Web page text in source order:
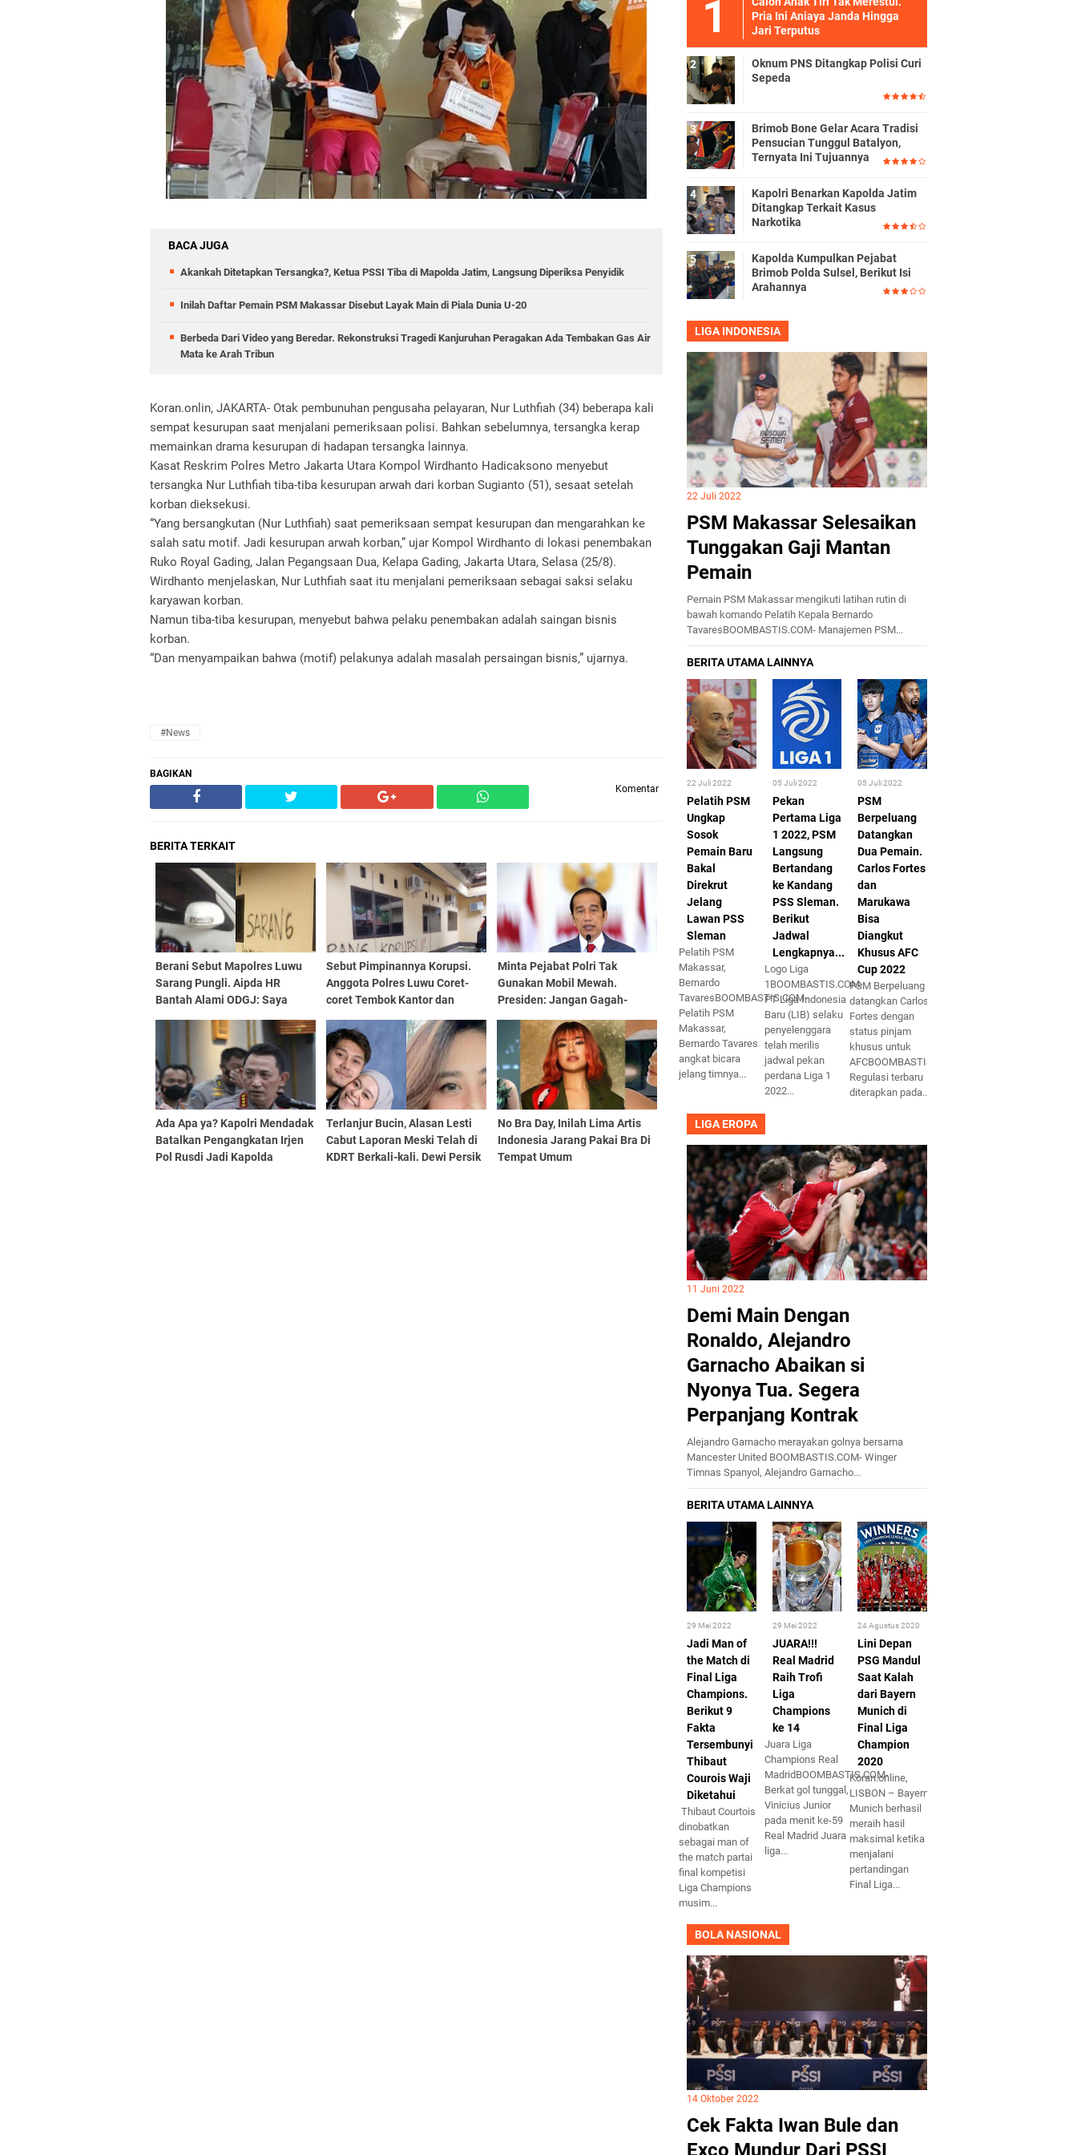
BACA JUGA
Akankah Ditetapkan Tersangka?, Ketua PSSI Tiba di Mapolda Jatim, Langsung Diperiksa Penyidik
Inilah Daftar Pemain PSM Makassar Disebut Layak Main di Piala Dunia U-20
Berbeda Dari Video yang Beredar. Rekonstruksi Tragedi Kanjuruhan Peragakan Ada Tembakan Gas Air
Mata ke Arah Tribun
Koran.onlin, JAKARTA- Otak pembunuhan pengusaha pelayaran, Nur Luthfiah (34) beberapa kali
sempat kesurupan saat menjalani pemeriksaan polisi. Bahkan sebelumnya, tersangka kerap
memainkan drama kesurupan di hadapan tersangka lainnya.
Kasat Reskrim Polres Metro Jakarta Utara Kompol Wirdhanto Hadicaksono menyebut
tersangka Nur Luthfiah tiba-tiba kesurupan arwah dari korban Sugianto (51), sesaat setelah
korban dieksekusi.
“Yang bersangkutan (Nur Luthfiah) saat pemeriksaan sempat kesurupan dan mengarahkan ke
salah satu motif. Jadi kesurupan arwah korban,” ujar Kompol Wirdhanto di lokasi penembakan
Ruko Royal Gading, Jalan Pegangsaan Dua, Kelapa Gading, Jakarta Utara, Selasa (25/8).
Wirdhanto menjelaskan, Nur Luthfiah saat itu menjalani pemeriksaan sebagai saksi selaku
karyawan korban.
Namun tiba-tiba kesurupan, menyebut bahwa pelaku penembakan adalah saingan bisnis
korban.
“Dan menyampaikan bahwa (motif) pelakunya adalah masalah persaingan bisnis,” ujarnya.
#news
BAGIKAN
Komentar
BERITA TERKAIT
Berani Sebut Mapolres Luwu
Sarang Pungli. Aipda HR
Bantah Alami ODGJ: Saya
Sebut Pimpinannya Korupsi.
Anggota Polres Luwu Coret-
coret Tembok Kantor dan
Minta Pejabat Polri Tak
Gunakan Mobil Mewah.
Presiden: Jangan Gagah-
Kecemburuan Sosial
Ada Apa ya? Kapolri Mendadak
Batalkan Pengangkatan Irjen
Pol Rusdi Jadi Kapolda
Terlanjur Bucin, Alasan Lesti
Cabut Laporan Meski Telah di
KDRT Berkali-kali. Dewi Persik
No Bra Day, Inilah Lima Artis
Indonesia Jarang Pakai Bra Di
Tempat Umum
Pria Ini Aniaya Janda Hingga
Jari Terputus
Oknum PNS Ditangkap Polisi Curi
Sepeda
Brimob Bone Gelar Acara Tradisi
Pensucian Tunggul Batalyon,
Ternyata Ini Tujuannya
Kapolri Benarkan Kapolda Jatim
Ditangkap Terkait Kasus
Narkotika
Kapolda Kumpulkan Pejabat
Brimob Polda Sulsel, Berikut Isi
Arahannya
LIGA INDONESIA
22 Juli 2022
PSM Makassar Selesaikan
Tunggakan Gaji Mantan
Pemain
Pemain PSM Makassar mengikuti latihan rutin di
bawah komando Pelatih Kepala Bernardo
TavaresBOOMBASTIS.COM- Manajemen PSM...
22 Juli 2022
Pelatih PSM
Ungkap
Sosok
Pemain Baru
Bakal
Direkrut
Jelang
Lawan PSS
Sleman
Pelatih PSM
Makassar,
Bernardo
TavaresBOOMBASTIS.COM-
Pelatih PSM
Makassar,
Bernardo Tavares
angkat bicara
jelang timnya...
05 Juli 2022
Pekan
Pertama Liga
1 2022, PSM
Langsung
Bertandang
ke Kandang
PSS Sleman.
Berikut
Jadwal
Lengkapnya...
Logo Liga
1BOOMBASTIS.COM-
PT Liga Indonesia
Baru (LIB) selaku
penyelenggara
telah merilis
jadwal pekan
perdana Liga 1
2022...
05 Juli 2022
PSM
Berpeluang
Datangkan
Dua Pemain.
Carlos Fortes
dan
Marukawa
Bisa
Diangkut
Khusus AFC
Cup 2022
PSM Berpeluang
datangkan Carlos
Fortes dengan
status pinjam
khusus untuk
AFCBOOMBASTIS.COM-
Regulasi terbaru
diterapkan pada...
LIGA EROPA
11 Juni 2022
Demi Main Dengan
Ronaldo, Alejandro
Garnacho Abaikan si
Nyonya Tua. Segera
Perpanjang Kontrak
Alejandro Garnacho merayakan golnya bersama
Mancester United BOOMBASTIS.COM- Winger
Timnas Spanyol, Alejandro Garnacho...
29 Mei 2022
Jadi Man of
the Match di
Final Liga
Champions.
Berikut 9
Fakta
Tersembunyi
Thibaut
Courois Waji
Diketahui
Thibaut Courtois
dinobatkan
sebagai man of
the match partai
final kompetisi
Liga Champions
musim...
29 Mei 2022
JUARA!!!
Real Madrid
Raih Trofi
Liga
Champions
ke 14
Juara Liga
Champions Real
MadridBOOMBASTIS.COM-
Berkat gol tunggal,
Vinicius Junior
pada menit ke-59
Real Madrid Juara
liga...
24 Agustus 2020
Lini Depan
PSG Mandul
Saat Kalah
dari Bayern
Munich di
Final Liga
Champion
2020
Koran.online,
LISBON – Bayern
Munich berhasil
meraih hasil
maksimal ketika
menjalani
pertandingan
Final Liga...
BOLA NASIONAL
14 Oktober 2022
Cek Fakta Iwan Bule dan
Exco Mundur Dari PSSI